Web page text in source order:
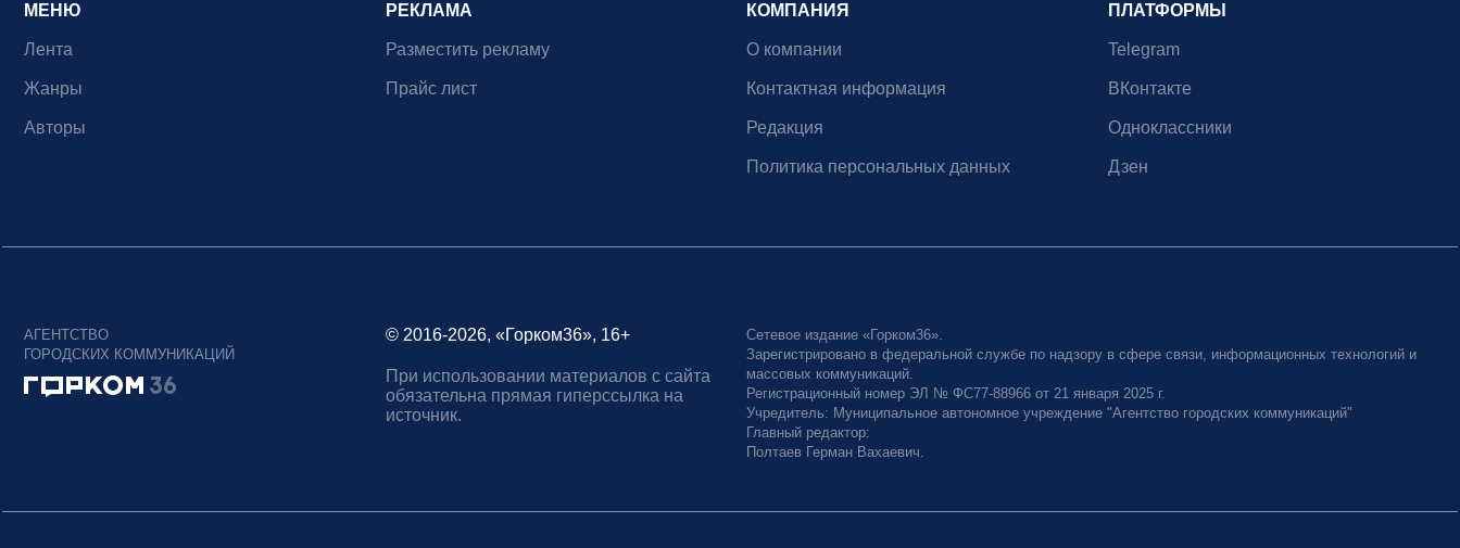
МЕНЮ
Лента
Жанры
Авторы
РЕКЛАМА
Разместить рекламу
Прайс лист
КОМПАНИЯ
О компании
Контактная информация
Редакция
Политика персональных данных
ПЛАТФОРМЫ
Telegram
ВКонтакте
Одноклассники
Дзен
АГЕНТСТВО
ГОРОДСКИХ КОММУНИКАЦИЙ
© 2016-2026, «Горком36», 16+
При использовании материалов с сайта
обязательна прямая гиперссылка на
источник.
Сетевое издание «Горком36».
Зарегистрировано в федеральной службе по надзору в сфере связи, информационных технологий и
массовых коммуникаций.
Регистрационный номер ЭЛ № ФС77-88966 от 21 января 2025 г.
Учредитель: Муниципальное автономное учреждение "Агентство городских коммуникаций"
Главный редактор:
Полтаев Герман Вахаевич.